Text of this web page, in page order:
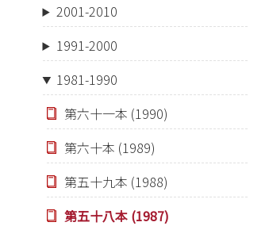
2001-2010
1991-2000
1981-1990
第六十一本 (1990)
第六十本 (1989)
第五十九本 (1988)
第五十八本 (1987)